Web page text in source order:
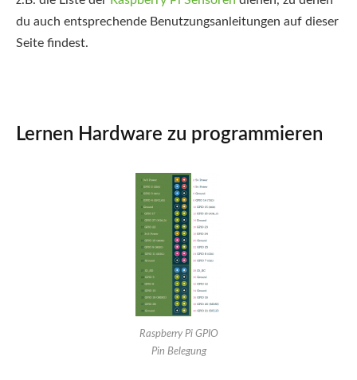
du auch entsprechende Benutzungsanleitungen auf dieser
Seite findest.
Lernen Hardware zu programmieren
Raspberry Pi GPIO
Pin Belegung